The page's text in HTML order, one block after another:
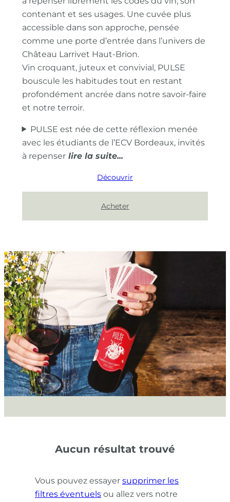
contenant et ses usages. Une cuvée plus
accessible dans son approche, pensée
comme une porte d’entrée dans l’univers de
Château Larrivet Haut-Brion.
Vin croquant, juteux et convivial, PULSE
bouscule les habitudes tout en restant
profondément ancrée dans notre savoir-faire
et notre terroir.
PULSE est née de cette réflexion menée
avec les étudiants de l’ECV Bordeaux, invités
à repenser
Découvrir
Acheter
Aucun résultat trouvé
Vous pouvez essayer supprimer les
filtres éventuels ou allez vers notre